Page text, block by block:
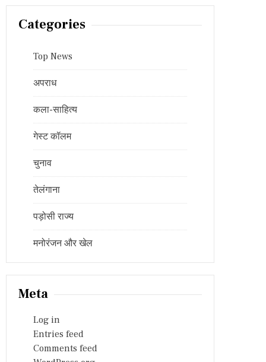
Categories
Top News
अपराध
कला-साहित्य
गेस्ट कॉलम
चुनाव
तेलंगाना
पड़ोसी राज्य
मनोरंजन और खेल
Meta
Log in
Entries feed
Comments feed